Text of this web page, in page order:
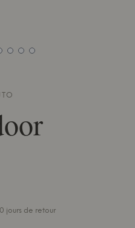
jours de retour